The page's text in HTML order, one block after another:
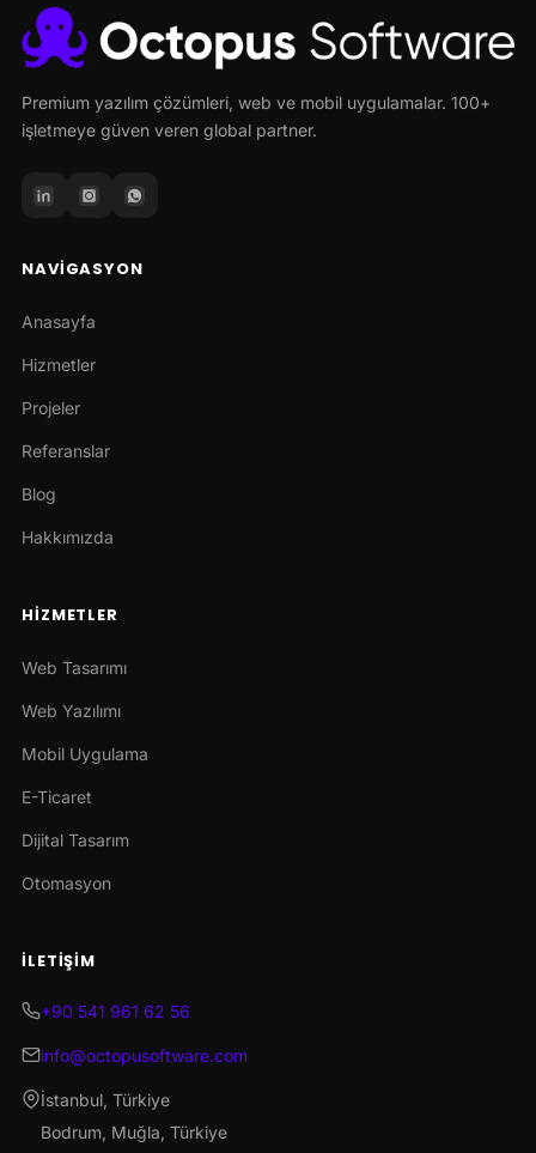
Premium yazılım çözümleri, web ve mobil uygulamalar. 100+
işletmeye güven veren global partner.
NAVIGASYON
Anasayfa
Hizmetler
Projeler
Referanslar
Blog
Hakkımızda
HIZMETLER
Web Tasarımı
Web Yazılımı
Mobil Uygulama
E-Ticaret
Dijital Tasarım
Otomasyon
İLETIŞIM
+90 541 961 62 56
info@octopusoftware.com
İstanbul, Türkiye
Bodrum, Muğla, Türkiye